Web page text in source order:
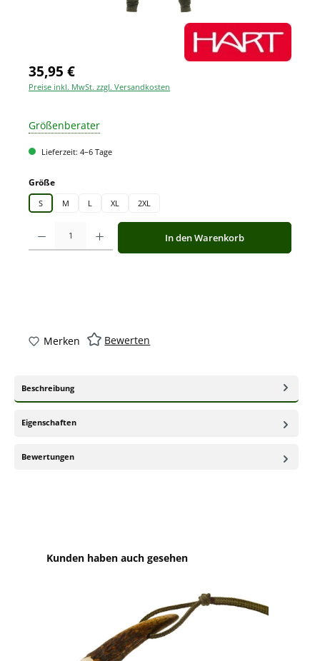
35,95 €
Preise inkl. MwSt. zzgl. Versandkosten
Größenberater
Lieferzeit: 4–6 Tage
Größeauswählen
S M L XL 2XL
Produkt Anzahl: Gib den gewünschten Wert ein oder benutze die
In den Warenkorb
Merken Bewerten
Beschreibung
Eigenschaften
Bewertungen
Produktgalerie überspringen
Kunden haben auch gesehen